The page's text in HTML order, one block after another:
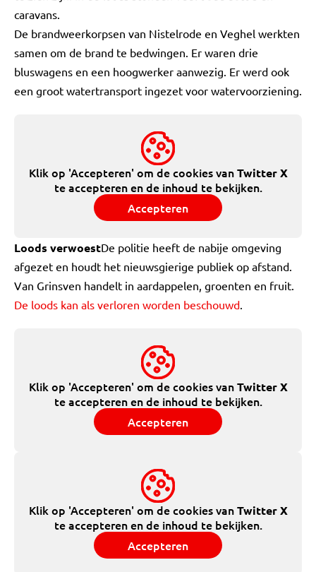
caravans.
De brandweerkorpsen van Nistelrode en Veghel werkten
samen om de brand te bedwingen. Er waren drie
bluswagens en een hoogwerker aanwezig. Er werd ook
een groot watertransport ingezet voor watervoorziening.
Klik op 'Accepteren' om de cookies vanTwitter X
te accepteren en de inhoud te bekijken.
Accepteren
Loods verwoestDe politie heeft de nabije omgeving
afgezet en houdt het nieuwsgierige publiek op afstand.
Van Grinsven handelt in aardappelen, groenten en fruit.
De loods kan als verloren worden beschouwd.
Klik op 'Accepteren' om de cookies vanTwitter X
te accepteren en de inhoud te bekijken.
Accepteren
Klik op 'Accepteren' om de cookies vanTwitter X
te accepteren en de inhoud te bekijken.
Accepteren